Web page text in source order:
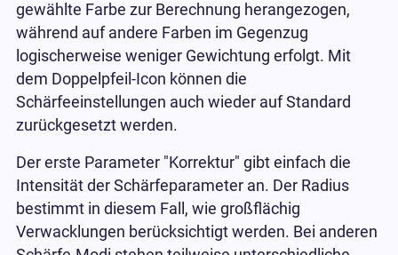
gewählte Farbe zur Berechnung herangezogen,
während auf andere Farben im Gegenzug
logischerweise weniger Gewichtung erfolgt. Mit
dem Doppelpfeil-Icon können die
Schärfeeinstellungen auch wieder auf Standard
zurückgesetzt werden.
Der erste Parameter "Korrektur" gibt einfach die
Intensität der Schärfeparameter an. Der Radius
bestimmt in diesem Fall, wie großflächig
Verwacklungen berücksichtigt werden. Bei anderen